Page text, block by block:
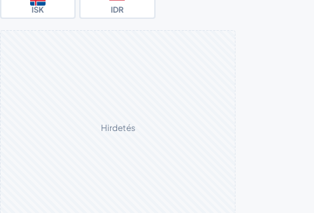
ISK IDR
Hirdetés